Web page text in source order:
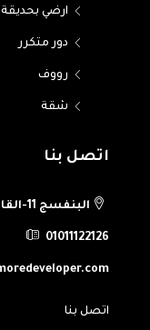
ارضي بحديقة
دور متكرر
رووف
شقة
اتصل بنا
البنفسج 11-القاهرة الجديدة
01011122126
اتصل بنا